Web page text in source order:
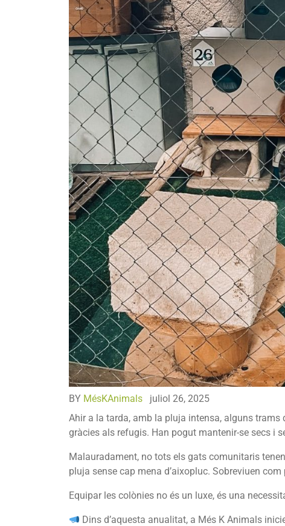
BY MésKAnimals
juliol 26, 2025
Ahir a la tarda, amb la pluja intensa, alguns
gràcies als refugis. Han pogut mantenir-se secs i
Malauradament, no tots els gats comunitaris
pluja sense cap mena d’aixopluc. Sobreviuen com
Equipar les colònies no és un luxe, és una
Dins d’aquesta anualitat, a Més K Animals